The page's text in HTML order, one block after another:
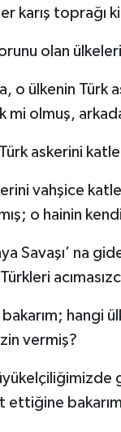
karış
olan
o ülkenin Türk
mi olmuş,
askerini
vahşice
o hainin
Savaşı’ na
bakarım; hangi
vermiş?
ettiğine